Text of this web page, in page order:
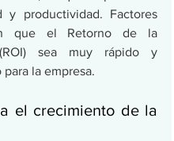
y productividad. Factores
que el Retorno de la
sea muy rápido y
la empresa.
el crecimiento de la